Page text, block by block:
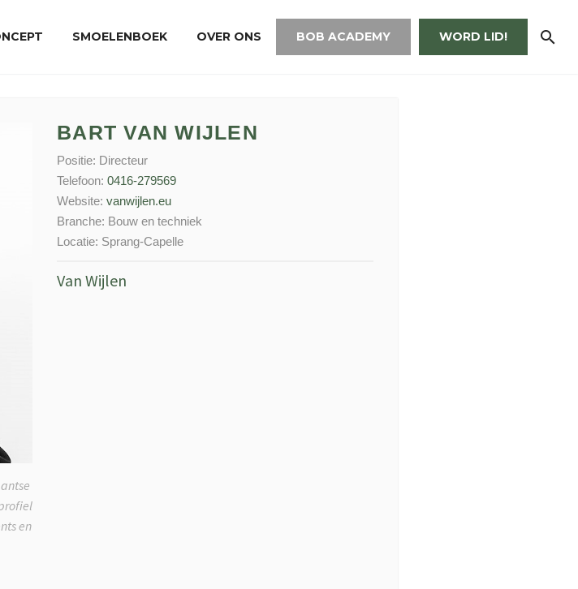
SMOELENBOEK OVER ONS BOB ACADEMY WORD LID!
en
BART VAN WIJLEN
Positie: Directeur
Telefoon: 0416-279569
Website: vanwijlen.eu
Branche: Bouw en techniek
Locatie: Sprang-Capelle
Van Wijlen